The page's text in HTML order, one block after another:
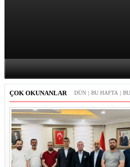
ÇOK OKUNANLAR |
BU HAFTA
|
DÜN